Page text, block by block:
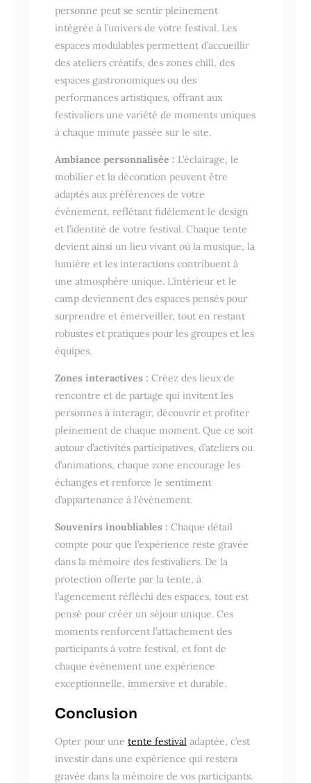
personne peut se sentir pleinement
intégrée à l’univers de votre festival. Les
espaces modulables permettent d’accueillir
des ateliers créatifs, des zones chill, des
espaces gastronomiques ou des
performances artistiques, offrant aux
festivaliers une variété de moments uniques
à chaque minute passée sur le site.
Ambiance personnalisée : L’éclairage, le
mobilier et la décoration peuvent être
adaptés aux préférences de votre
événement, reflétant fidèlement le design
et l’identité de votre festival. Chaque tente
devient ainsi un lieu vivant où la musique, la
lumière et les interactions contribuent à
une atmosphère unique. L’intérieur et le
camp deviennent des espaces pensés pour
surprendre et émerveiller, tout en restant
robustes et pratiques pour les groupes et les
équipes.
Zones interactives : Créez des lieux de
rencontre et de partage qui invitent les
personnes à interagir, découvrir et profiter
pleinement de chaque moment. Que ce soit
autour d’activités participatives, d’ateliers ou
d’animations, chaque zone encourage les
échanges et renforce le sentiment
d’appartenance à l’événement.
Souvenirs inoubliables : Chaque détail
compte pour que l’expérience reste gravée
dans la mémoire des festivaliers. De la
protection offerte par la tente, à
l’agencement réfléchi des espaces, tout est
pensé pour créer un séjour unique. Ces
moments renforcent l’attachement des
participants à votre festival, et font de
chaque événement une expérience
exceptionnelle, immersive et durable.
Conclusion
Opter pour une tente festivaladaptée, c’est
investir dans une expérience qui restera
gravée dans la mémoire de vos participants.